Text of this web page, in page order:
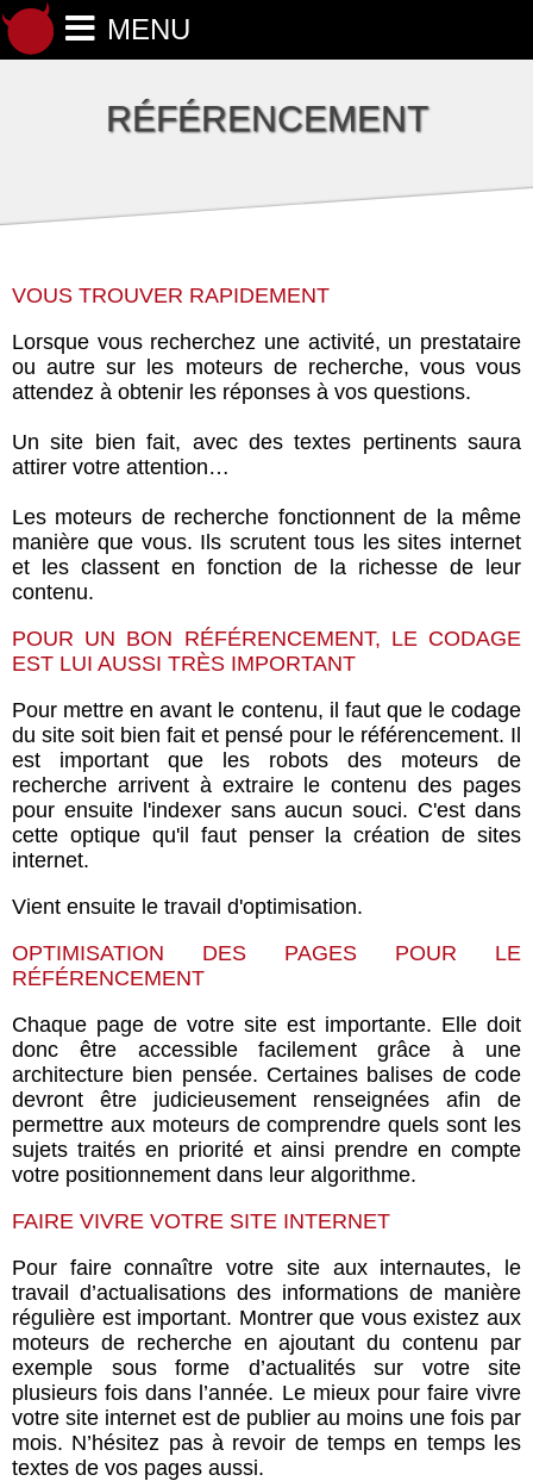
MENU
NOTRE SOCIÉTÉ
NOS SERVICES
NOS RÉALISATIONS
RÉFÉRENCEMENT
VOUS TROUVER RAPIDEMENT
Lorsque vous recherchez une activité, un prestataire
ou autre sur les moteurs de recherche, vous vous
attendez à obtenir les réponses à vos questions.
Un site bien fait, avec des textes pertinents saura
attirer votre attention…
Les moteurs de recherche fonctionnent de la même
manière que vous. Ils scrutent tous les sites internet
et les classent en fonction de la richesse de leur
contenu.
POUR UN BON RÉFÉRENCEMENT, LE CODAGE
EST LUI AUSSI TRÈS IMPORTANT
Pour mettre en avant le contenu, il faut que le codage
du site soit bien fait et pensé pour le référencement. Il
est important que les robots des moteurs de
recherche arrivent à extraire le contenu des pages
pour ensuite l'indexer sans aucun souci. C'est dans
cette optique qu'il faut penser la création de sites
internet.
Vient ensuite le travail d'optimisation.
OPTIMISATION DES PAGES POUR LE
RÉFÉRENCEMENT
Chaque page de votre site est importante. Elle doit
donc être accessible facilement grâce à une
architecture bien pensée. Certaines balises de code
devront être judicieusement renseignées afin de
permettre aux moteurs de comprendre quels sont les
sujets traités en priorité et ainsi prendre en compte
votre positionnement dans leur algorithme.
FAIRE VIVRE VOTRE SITE INTERNET
Pour faire connaître votre site aux internautes, le
travail d’actualisations des informations de manière
régulière est important. Montrer que vous existez aux
moteurs de recherche en ajoutant du contenu par
exemple sous forme d’actualités sur votre site
plusieurs fois dans l’année. Le mieux pour faire vivre
votre site internet est de publier au moins une fois par
mois. N’hésitez pas à revoir de temps en temps les
textes de vos pages aussi.